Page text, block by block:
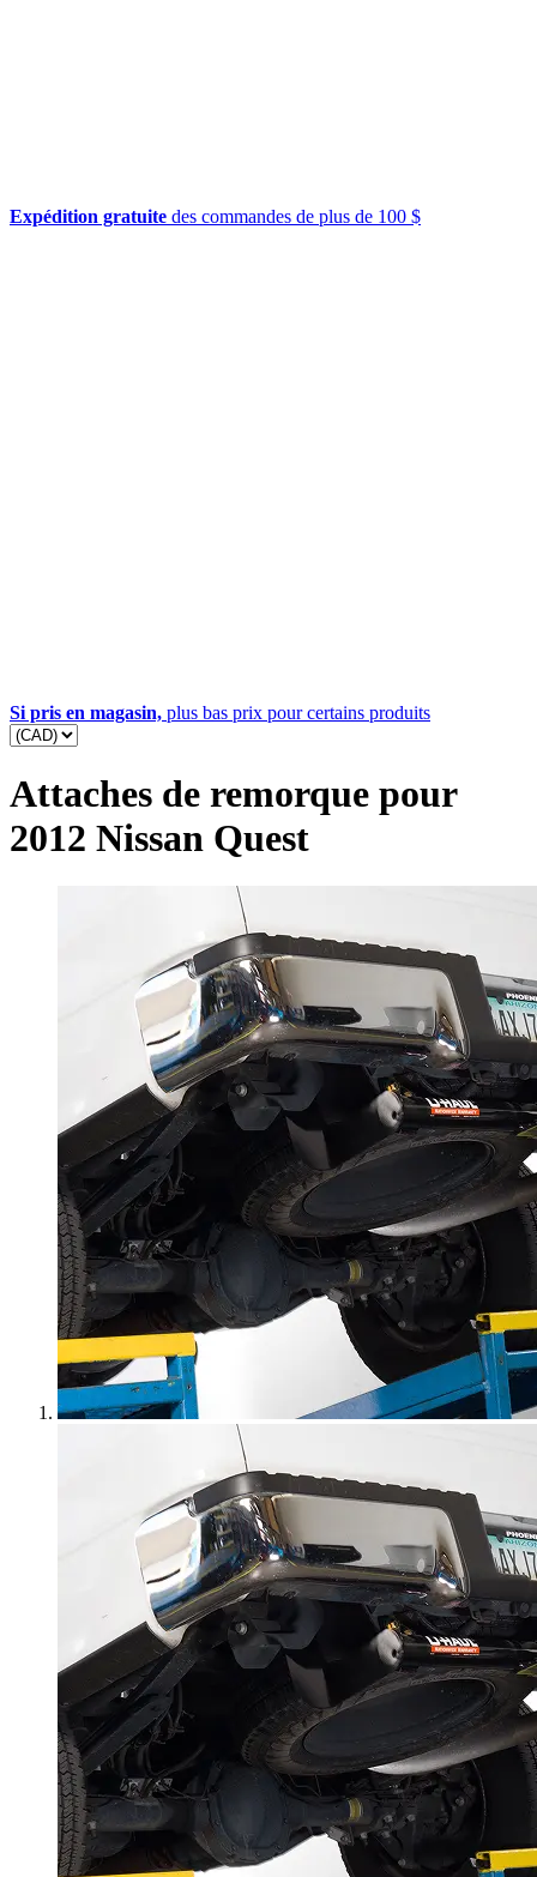
Expédition gratuite des commandes de plus de 100 $
Si pris en magasin, plus bas prix pour certains produits
Attaches de remorque pour
2012 Nissan Quest